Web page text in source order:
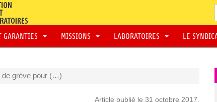
GARANTIES MISSIONS LABORATOIRES LE
de grève pour (…)
Article publié le 31 octobre 2017.